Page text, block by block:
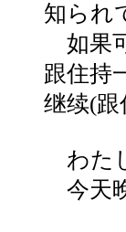
知られ
如果
跟住持
继续(跟
わた
今天